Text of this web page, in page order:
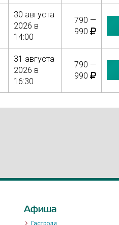
30 августа
2026 в
14:00
790 —
990
31 августа
2026 в
16:30
790 —
990
Афиша
Гастроли